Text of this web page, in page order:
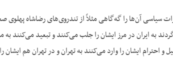
به ایران در مرز ایشان را جلب می‌کنند و تبعید می‌کنند
و احترام ایشان را وارد می‌کنند به تهران و در تهران هم